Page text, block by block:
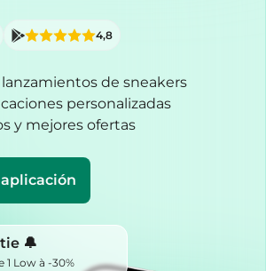
de sneakers
personalizadas
y mejores ofertas
4,8
🔔
1 Low à -30%